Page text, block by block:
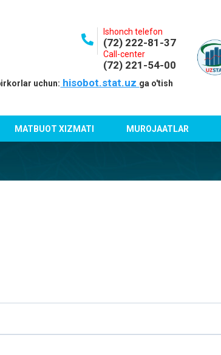
Ishonch telefon
(72) 222-81-37
Call-center
(72) 221-54-00
uchun: hisobot.stat.uz ga o'tish
MATBUOT XIZMATI MUROJAATLAR